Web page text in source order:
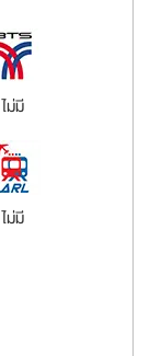
ไม่มี
ไม่มี